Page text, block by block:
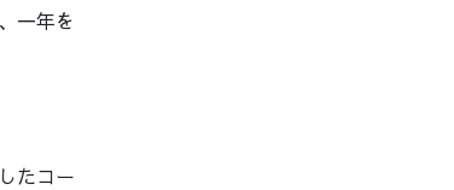
一年を
たコー